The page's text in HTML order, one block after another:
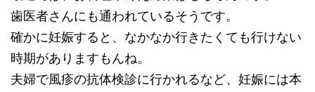
歯医者さんにも通われているそうです。
確かに妊娠すると、なかなか行きたくても行けない
時期がありますもんね。
夫婦で風疹の抗体検診に行かれるなど、妊娠には本